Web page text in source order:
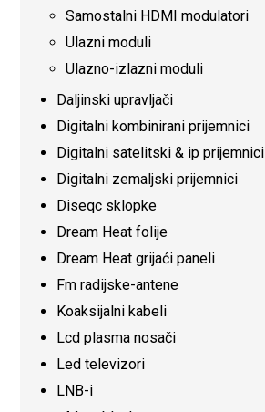
Samostalni HDMI modulatori
Ulazni moduli
Ulazno-izlazni moduli
Daljinski upravljači
Digitalni kombinirani prijemnici
Digitalni satelitski & ip prijemnici
Digitalni zemaljski prijemnici
Diseqc sklopke
Dream Heat folije
Dream Heat grijaći paneli
Fm radijske-antene
Koaksijalni kabeli
Lcd plasma nosači
Led televizori
LNB-i